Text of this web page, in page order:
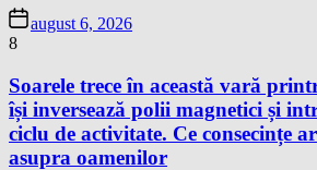
august 6, 2026
8
Soarele trece în această vară
își inversează polii magnetici și
ciclu de activitate. Ce consecințe
asupra oamenilor